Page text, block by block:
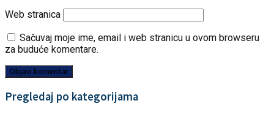
Web stranica
Sačuvaj moje ime, email i web stranicu u ovom browseru
za buduće komentare.
Pregledaj po kategorijama